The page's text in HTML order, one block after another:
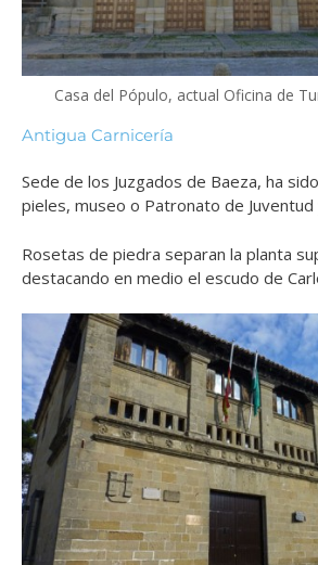
Casa del Pópulo, actual Oficina de
Antigua Carnicería
Sede de los Juzgados de Baeza, ha
pieles, museo o Patronato de
Rosetas de piedra separan la planta
destacando en medio el escudo de